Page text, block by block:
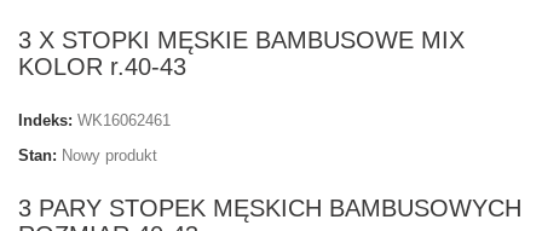
3 X STOPKI MĘSKIE BAMBUSOWE MIX
KOLOR r.40-43
Indeks: WK16062461
Stan: Nowy produkt
3 PARY STOPEK MĘSKICH BAMBUSOWYCH